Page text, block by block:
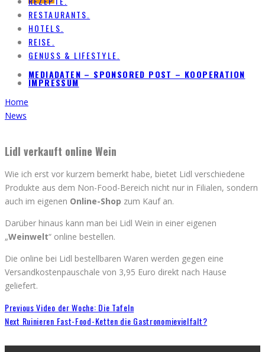
RESTAURANTS.
HOTELS.
REISE.
GENUSS & LIFESTYLE.
MEDIADATEN – SPONSORED POST – KOOPERATION
IMPRESSUM
Home
News
Lidl verkauft online Wein
Wie ich erst vor kurzem bemerkt habe, bietet Lidl verschiedene
Produkte aus dem Non-Food-Bereich nicht nur in Filialen, sondern
auch im eigenen Online-Shop zum Kauf an.
Darüber hinaus kann man bei Lidl Wein in einer eigenen
„Weinwelt“ online bestellen.
Die online bei Lidl bestellbaren Waren werden gegen eine
Versandkostenpauschale von 3,95 Euro direkt nach Hause
geliefert.
PreviousVideo der Woche: Die Tafeln
Next Ruinieren Fast-Food-Ketten die Gastronomievielfalt?